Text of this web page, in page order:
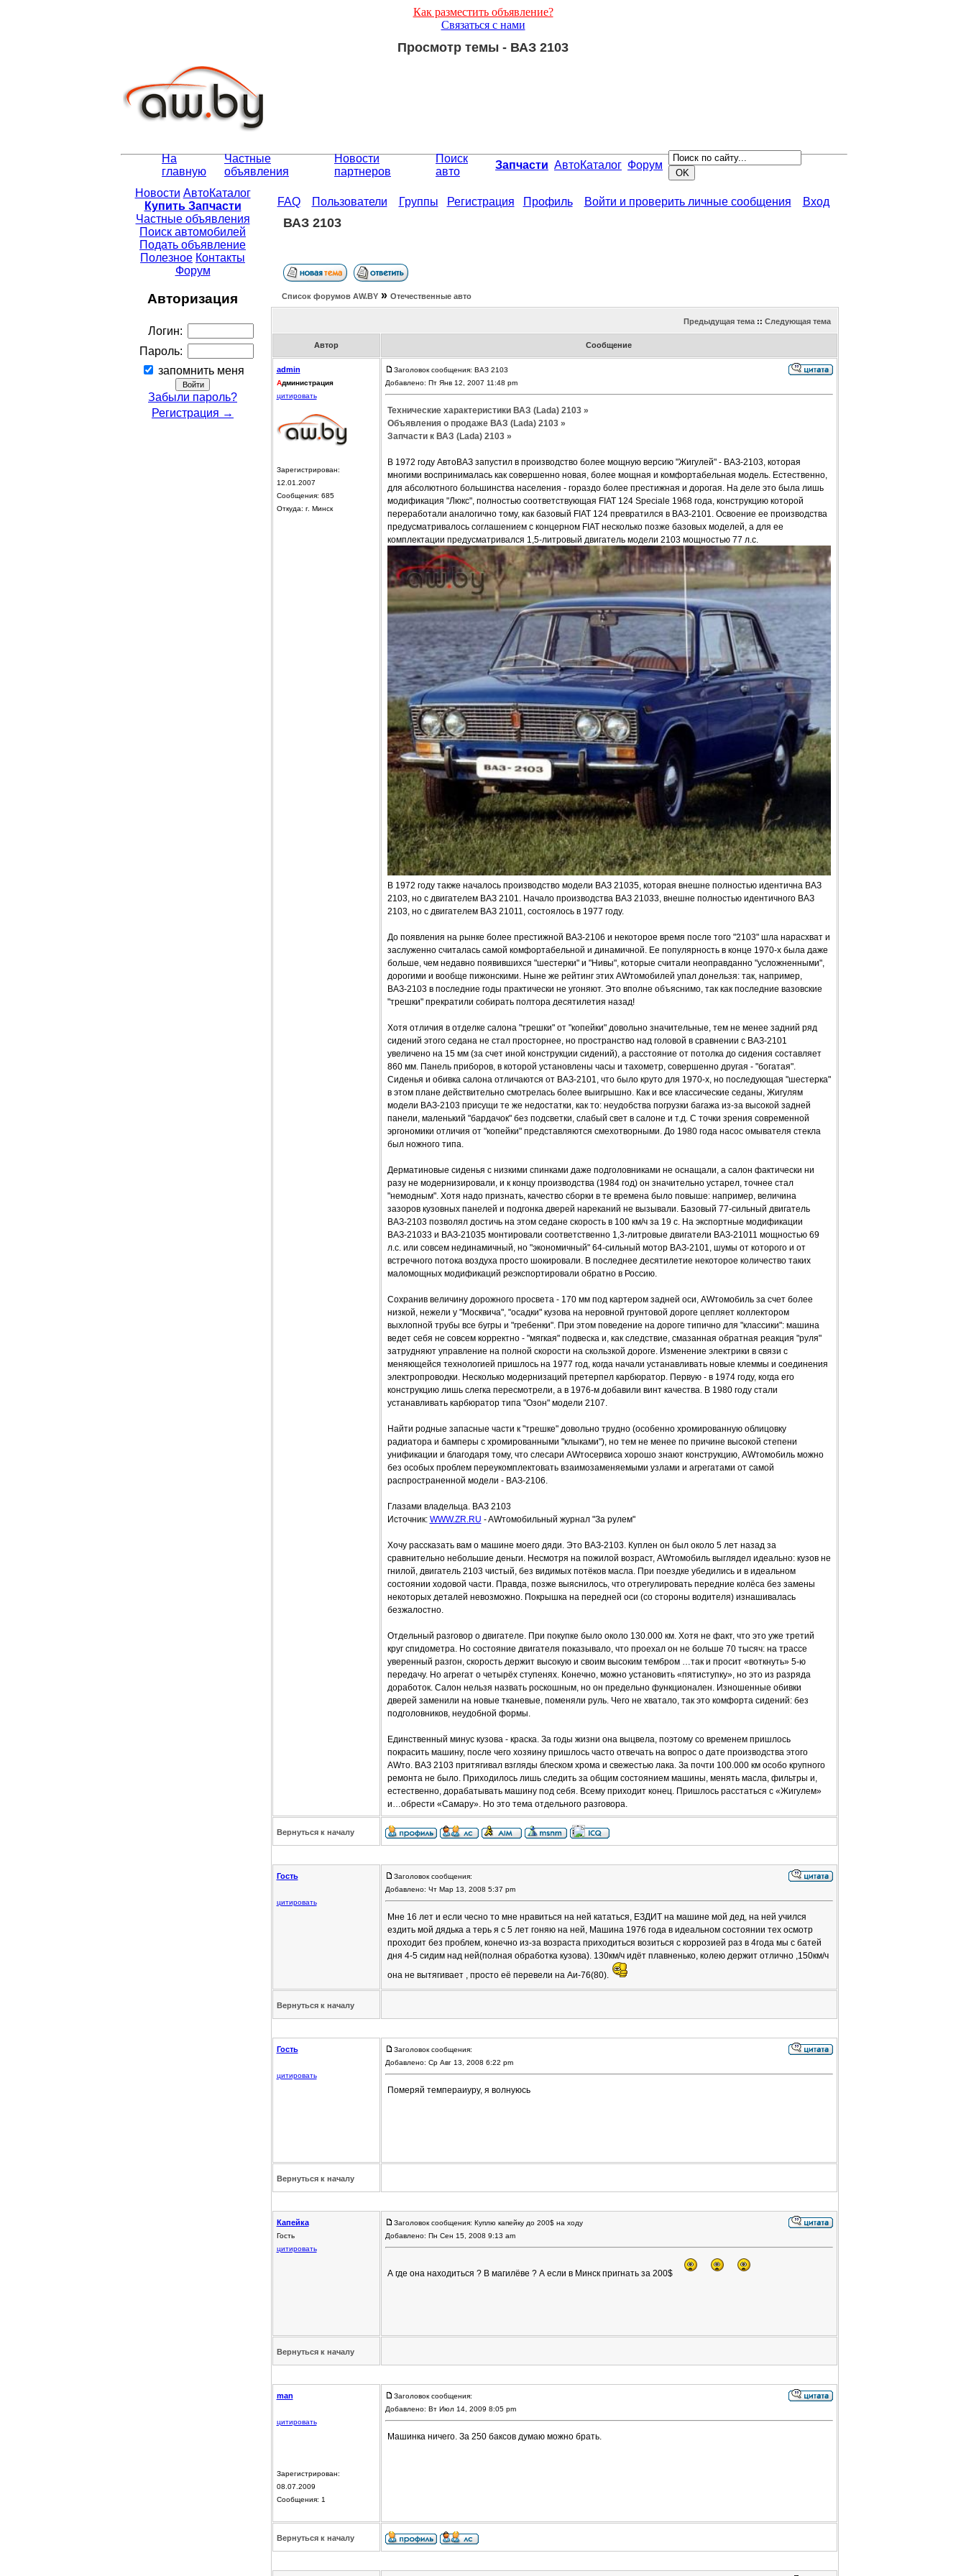
Как разместить объявление?
Связаться с нами
Просмотр темы - ВАЗ 2103
На
главную
Частные
объявления
Новости
партнеров
Поиск
авто
Запчасти АвтоКаталог Форум
Новости АвтоКаталог
Купить Запчасти
Частные объявления
Поиск автомобилей
Подать объявление
Полезное Контакты
Форум
Авторизация
Логин:
Пароль:
запомнить меня
Забыли пароль?
Регистрация →
FAQ Пользователи Группы Регистрация Профиль Войти и проверить личные сообщения Вход
ВАЗ 2103
Список форумов АW.BY» Отечественные авто
Предыдущая тема:: Следующая тема
Автор Сообщение
admin
Администрация
цитировать
Зарегистрирован:
12.01.2007
Сообщения: 685
Откуда: г. Минск
Заголовок сообщения: ВАЗ 2103
Добавлено: Пт Янв 12, 2007 11:48 pm
Технические характеристики ВАЗ (Lada) 2103 »
Объявления о продаже ВАЗ (Lada) 2103 »
Запчасти к ВАЗ (Lada) 2103 »
В 1972 году АвтоВАЗ запустил в производство более мощную версию "Жигулей" - ВАЗ-2103, которая
многими воспринималась как совершенно новая, более мощная и комфортабельная модель. Естественно,
для абсолютного большинства населения - гораздо более престижная и дорогая. На деле это была лишь
модификация "Люкс", полностью соответствующая FIAT 124 Speciale 1968 года, конструкцию которой
переработали аналогично тому, как базовый FIAT 124 превратился в ВАЗ-2101. Освоение ее производства
предусматривалось соглашением с концерном FIAT несколько позже базовых моделей, а для ее
комплектации предусматривался 1,5-литровый двигатель модели 2103 мощностью 77 л.с.
В 1972 году также началось производство модели ВАЗ 21035, которая внешне полностью идентична ВАЗ
2103, но с двигателем ВАЗ 2101. Начало производства ВАЗ 21033, внешне полностью идентичного ВАЗ
2103, но с двигателем ВАЗ 21011, состоялось в 1977 году.
До появления на рынке более престижной ВАЗ-2106 и некоторое время после того "2103" шла нарасхват и
заслуженно считалась самой комфортабельной и динамичной. Ее популярность в конце 1970-х была даже
больше, чем недавно появившихся "шестерки" и "Нивы", которые считали неоправданно "усложненными",
дорогими и вообще пижонскими. Ныне же рейтинг этих AWтомобилей упал донельзя: так, например,
ВАЗ-2103 в последние годы практически не угоняют. Это вполне объяснимо, так как последние вазовские
"трешки" прекратили собирать полтора десятилетия назад!
Хотя отличия в отделке салона "трешки" от "копейки" довольно значительные, тем не менее задний ряд
сидений этого седана не стал просторнее, но пространство над головой в сравнении с ВАЗ-2101
увеличено на 15 мм (за счет иной конструкции сидений), а расстояние от потолка до сидения составляет
860 мм. Панель приборов, в которой установлены часы и тахометр, совершенно другая - "богатая".
Сиденья и обивка салона отличаются от ВАЗ-2101, что было круто для 1970-х, но последующая "шестерка"
в этом плане действительно смотрелась более выигрышно. Как и все классические седаны, Жигулям
модели ВАЗ-2103 присущи те же недостатки, как то: неудобства погрузки багажа из-за высокой задней
панели, маленький "бардачок" без подсветки, слабый свет в салоне и т.д. С точки зрения современной
эргономики отличия от "копейки" представляются смехотворными. До 1980 года насос омывателя стекла
был ножного типа.
Дерматиновые сиденья с низкими спинками даже подголовниками не оснащали, а салон фактически ни
разу не модернизировали, и к концу производства (1984 год) он значительно устарел, точнее стал
"немодным". Хотя надо признать, качество сборки в те времена было повыше: например, величина
зазоров кузовных панелей и подгонка дверей нареканий не вызывали. Базовый 77-сильный двигатель
ВАЗ-2103 позволял достичь на этом седане скорость в 100 км/ч за 19 с. На экспортные модификации
ВАЗ-21033 и ВАЗ-21035 монтировали соответственно 1,3-литровые двигатели ВАЗ-21011 мощностью 69
л.с. или совсем нединамичный, но "экономичный" 64-сильный мотор ВАЗ-2101, шумы от которого и от
встречного потока воздуха просто шокировали. В последнее десятилетие некоторое количество таких
маломощных модификаций реэкспортировали обратно в Россию.
Сохранив величину дорожного просвета - 170 мм под картером задней оси, AWтомобиль за счет более
низкой, нежели у "Москвича", "осадки" кузова на неровной грунтовой дороге цепляет коллектором
выхлопной трубы все бугры и "гребенки". При этом поведение на дороге типично для "классики": машина
ведет себя не совсем корректно - "мягкая" подвеска и, как следствие, смазанная обратная реакция "руля"
затрудняют управление на полной скорости на скользкой дороге. Изменение электрики в связи с
меняющейся технологией пришлось на 1977 год, когда начали устанавливать новые клеммы и соединения
электропроводки. Несколько модернизаций претерпел карбюратор. Первую - в 1974 году, когда его
конструкцию лишь слегка пересмотрели, а в 1976-м добавили винт качества. В 1980 году стали
устанавливать карбюратор типа "Озон" модели 2107.
Найти родные запасные части к "трешке" довольно трудно (особенно хромированную облицовку
радиатора и бамперы с хромированными "клыками"), но тем не менее по причине высокой степени
унификации и благодаря тому, что слесари AWтосервиса хорошо знают конструкцию, AWтомобиль можно
без особых проблем переукомплектовать взаимозаменяемыми узлами и агрегатами от самой
распространенной модели - ВАЗ-2106.
Глазами владельца. ВАЗ 2103
Источник: WWW.ZR.RU - AWтомобильный журнал "За рулем"
Хочу рассказать вам о машине моего дяди. Это ВАЗ-2103. Куплен он был около 5 лет назад за
сравнительно небольшие деньги. Несмотря на пожилой возраст, AWтомобиль выглядел идеально: кузов не
гнилой, двигатель 2103 чистый, без видимых потёков масла. При поездке убедились и в идеальном
состоянии ходовой части. Правда, позже выяснилось, что отрегулировать передние колёса без замены
некоторых деталей невозможно. Покрышка на передней оси (со стороны водителя) изнашивалась
безжалостно.
Отдельный разговор о двигателе. При покупке было около 130.000 км. Хотя не факт, что это уже третий
круг спидометра. Но состояние двигателя показывало, что проехал он не больше 70 тысяч: на трассе
уверенный разгон, скорость держит высокую и своим высоким тембром …так и просит «воткнуть» 5-ю
передачу. Но агрегат о четырёх ступенях. Конечно, можно установить «пятиступку», но это из разряда
доработок. Салон нельзя назвать роскошным, но он предельно функционален. Изношенные обивки
дверей заменили на новые тканевые, поменяли руль. Чего не хватало, так это комфорта сидений: без
подголовников, неудобной формы.
Единственный минус кузова - краска. За годы жизни она выцвела, поэтому со временем пришлось
покрасить машину, после чего хозяину пришлось часто отвечать на вопрос о дате производства этого
AWто. ВАЗ 2103 притягивал взгляды блеском хрома и свежестью лака. За почти 100.000 км особо крупного
ремонта не было. Приходилось лишь следить за общим состоянием машины, менять масла, фильтры и,
естественно, дорабатывать машину под себя. Всему приходит конец. Пришлось расстаться с «Жигулем»
и…обрести «Самару». Но это тема отдельного разговора.
Вернуться к началу
Гость
цитировать
Заголовок сообщения:
Добавлено: Чт Мар 13, 2008 5:37 pm
Мне 16 лет и если чесно то мне нравиться на ней кататься, ЕЗДИТ на машине мой дед, на ней учился
ездить мой дядька а терь я с 5 лет гоняю на ней, Машина 1976 года в идеальном состоянии тех осмотр
проходит без проблем, конечно из-за возраста приходиться возиться с коррозией раз в 4года мы с батей
дня 4-5 сидим над ней(полная обработка кузова). 130км/ч идёт плавненько, колею держит отлично ,150км/ч
она не вытягивает , просто её перевели на Аи-76(80).
Вернуться к началу
Гость
цитировать
Заголовок сообщения:
Добавлено: Ср Авг 13, 2008 6:22 pm
Померяй темпераиуру, я волнуюсь
Вернуться к началу
Капейка
Гость
цитировать
Заголовок сообщения: Куплю капейку до 200$ на ходу
Добавлено: Пн Сен 15, 2008 9:13 am
А где она находиться ? В магилёве ? А если в Минск пригнать за 200$
Вернуться к началу
man
цитировать
Зарегистрирован:
08.07.2009
Сообщения: 1
Заголовок сообщения:
Добавлено: Вт Июл 14, 2009 8:05 pm
Машинка ничего. За 250 баксов думаю можно брать.
Вернуться к началу